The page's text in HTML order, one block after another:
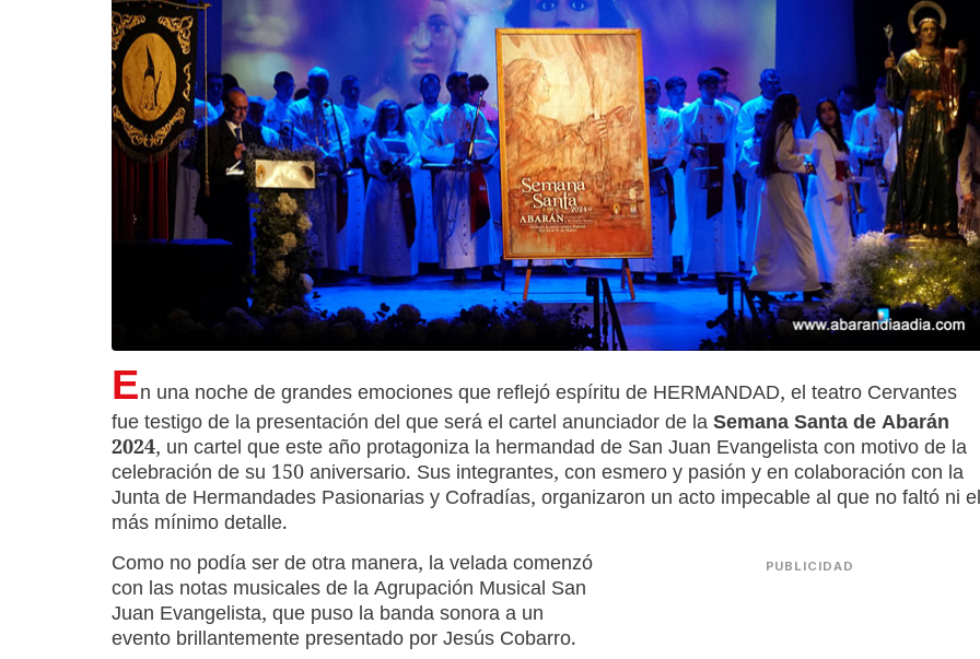
En una noche de grandes emociones que reflejó espíritu de HERMANDAD, el teatro Cervantes
fue testigo de la presentación del que será el cartel anunciador de laSemana Santa de Abarán
2024, un cartel que este año protagoniza la hermandad de San Juan Evangelista con motivo de la
celebración de su 150 aniversario. Sus integrantes, con esmero y pasión y en colaboración con la
Junta de Hermandades Pasionarias y Cofradías, organizaron un acto impecable al que no faltó ni el
más mínimo detalle.
PUBLICIDAD
Como no podía ser de otra manera, la velada comenzó
con las notas musicales de la Agrupación Musical San
Juan Evangelista, que puso la banda sonora a un
evento brillantemente presentado por Jesús Cobarro.